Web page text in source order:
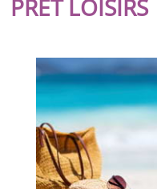
PRÊT LOISIRS